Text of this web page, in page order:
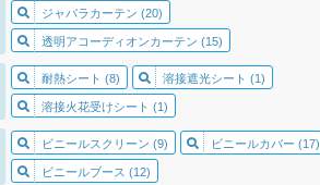
ジャバラカーテン (20)
透明アコーディオンカーテン (15)
耐熱シート (8) 溶接遮光シート (1)
溶接火花受けシート (1)
ビニールスクリーン (9) ビニールカバー (17)
ビニールブース (12)